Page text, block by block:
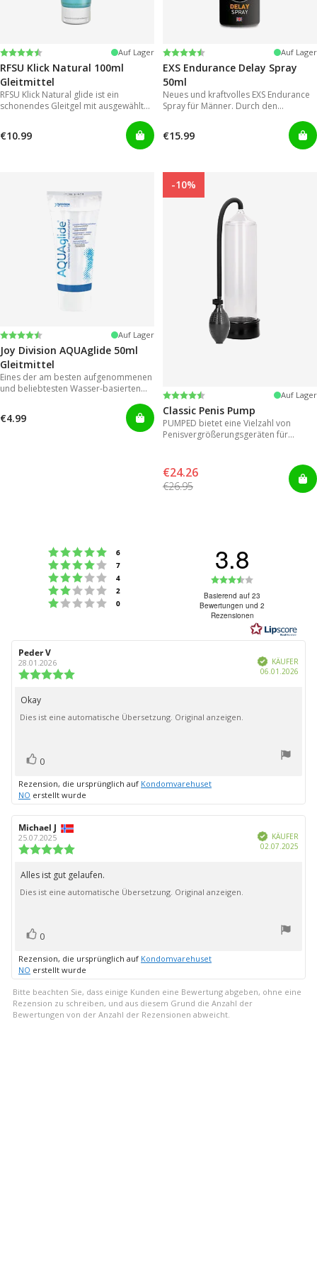
Bewertung:
4.4 von 5 Sternen Auf Lager
RFSU Klick Natural 100ml
Gleitmittel
RFSU Klick Natural glide ist ein
schonendes Gleitgel mit ausgewählten
€10.99
Bewertung:
4.2 von 5 Sternen Auf Lager
EXS Endurance Delay Spray
50ml
Neues und kraftvolles EXS Endurance
Spray für Männer. Durch den
gezielt auftragen, wodurch eine der
großen Schwachstellen von
€15.99
Bewertung:
4.2 von 5 Sternen Auf Lager
Joy Division AQUAglide 50ml
Gleitmittel
Eines der am besten aufgenommenen
und beliebtesten Wasser-basierten
€4.99
-10%
Bewertung:
4.3 von 5 Sternen Auf Lager
Classic Penis Pump
PUMPED bietet eine Vielzahl von
Penisvergrößerungsgeräten für
€24.26
€26.95
Bewertung: 5 von 5 Sternen
6
Bewertung: 4 von 5 Sternen
7
Bewertung: 3 von 5 Sternen
4
Bewertung: 2 von 5 Sternen
2
Bewertung: 1 von 5 Sternen
0
3.8
3.8
von
5
Basierend auf 23
Bewertungen und 2
Rezensionen
Autor
der
Rezension:
Peder V
28.01.2026
Sternen
Verifiziert
KÄUFER
06.01.2026
Rezensionstext:
Okay
Dies ist eine automatische Übersetzung. Original anzeigen.
Stimme
0
Rezension, die ursprünglich auf Kondomvarehuset
NO erstellt wurde
Autor
der
Rezension:
Michael J
25.07.2025
von
5
Sternen
Verifiziert
KÄUFER
02.07.2025
Rezensionstext:
Alles ist gut gelaufen.
Dies ist eine automatische Übersetzung. Original anzeigen.
Stimme
0
Rezension, die ursprünglich auf Kondomvarehuset
NO erstellt wurde
Bitte beachten Sie, dass einige Kunden eine Bewertung abgeben, ohne eine
Rezension zu schreiben, und aus diesem Grund die Anzahl der
Bewertungen von der Anzahl der Rezensionen abweicht.